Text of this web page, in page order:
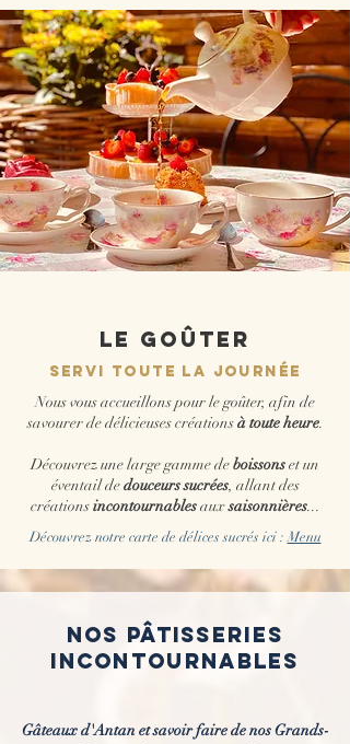
le goûter
Servi toute la journée
Nous vous accueillons pour le goûter, afin de
savourer de délicieuses créationsà toute heure.
Découvrez une large gamme deboissonset un
éventail dedouceurs sucrées, allant des
créationsincontournablesauxsaisonnières...
Découvrez notre carte de délices sucrés ici :Menu
nos pâtisseries
incontournables
Gâteaux d'Antan et savoir faire de nos Grands-